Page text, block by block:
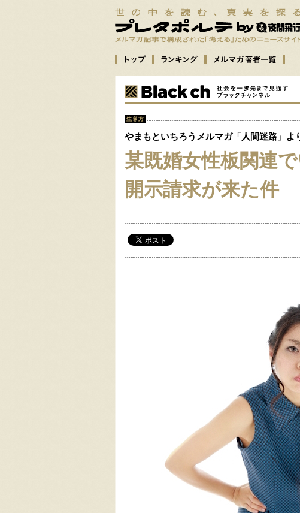
やまもといちろうメルマガ「人間迷路」よ
某既婚女性板関連
開示請求が来た件